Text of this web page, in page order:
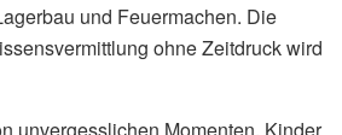
und Feuermachen. Die
ohne Zeitdruck wird
unvergesslichen Momenten. Kinder